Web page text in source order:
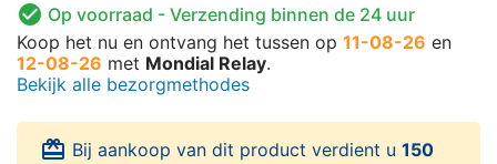
 Op voorraad - Verzending binnen de 24 uur
Koop het nu en ontvang het tussen op 11-08-26 en
12-08-26 met Mondial Relay.
Bekijk alle bezorgmethodes
card_giftcard Bij aankoop van dit product verdient u 150